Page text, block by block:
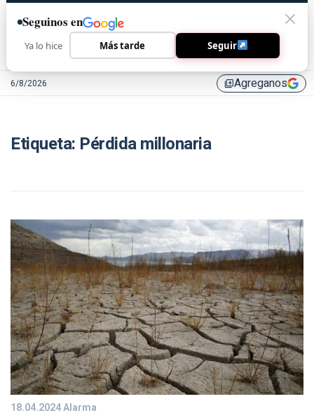
6/8/2026 library_addAgreganos
Etiqueta: Pérdida millonaria
18.04.2024Alarma
Seguinos en
Ya lo hice Más tarde Seguir